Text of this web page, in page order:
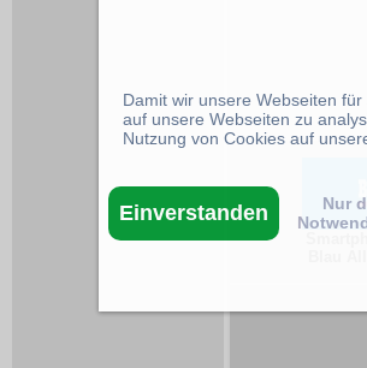
Damit wir unsere Webseiten
auf unsere Webseiten zu
Nutzung von Cookies auf
Einverstanden
Nur